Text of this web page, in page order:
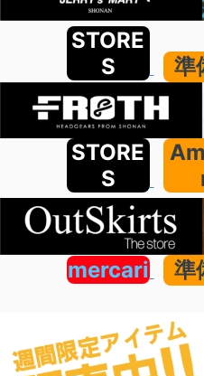
STORE
S
準
STORE
S
mercari 準